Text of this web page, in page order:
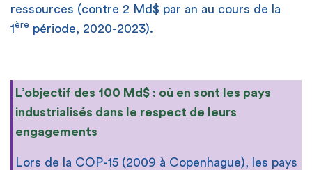
ressources (contre 2 Md$ par an au cours de la
1ère période, 2020-2023).
L’objectif des 100 Md$ : où en sont les pays
industrialisés dans le respect de leurs
engagements
Lors de la COP-15 (2009 à Copenhague), les pays